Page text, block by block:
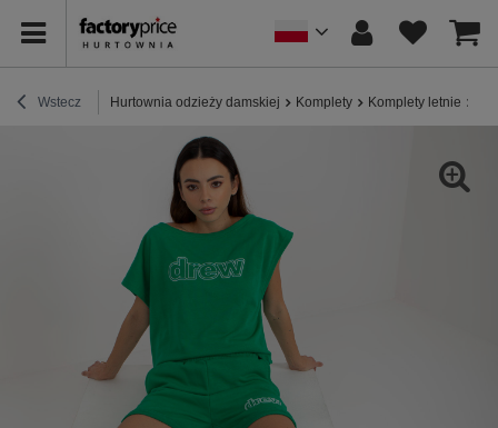
Wstecz Hurtownia odzieży damskiej Komplety Komplety letnie